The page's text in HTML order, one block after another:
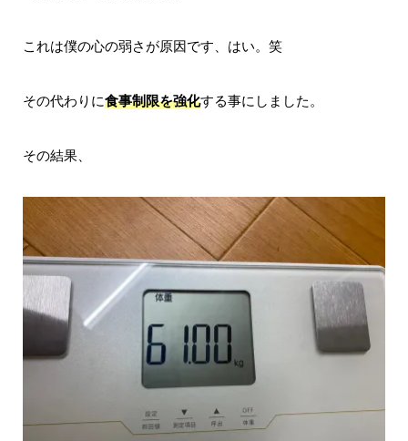
これは僕の心の弱さが原因です、はい。笑
その代わりに食事制限を強化する事にしました。
その結果、